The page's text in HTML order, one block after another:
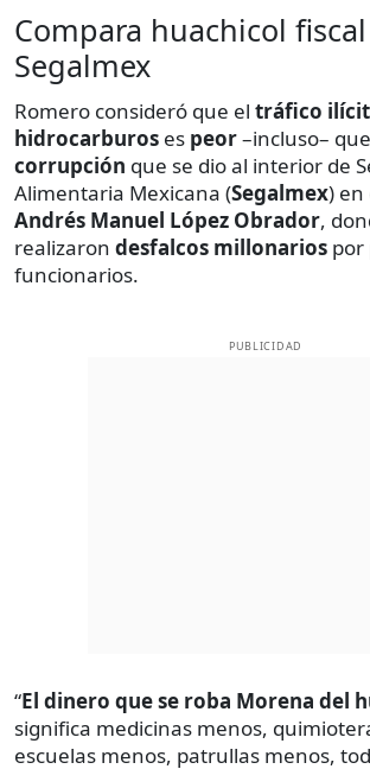
Compara huachicol
Segalmex
Romero consideró que el tráfico
hidrocarburos es peor–incluso–
corrupción que se dio al interior de
Alimentaria Mexicana (Segalmex) en
Andrés Manuel López Obrador,
realizaron desfalcos millonarios por
funcionarios.
PUBLICIDAD
“El dinero que se roba Morena del
significa medicinas menos,
escuelas menos, patrullas menos,